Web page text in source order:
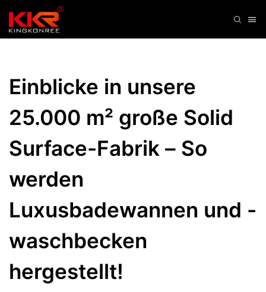
Einblicke in unsere
25.000 m² große Solid
Surface-Fabrik – So
werden
Luxusbadewannen und -
waschbecken
hergestellt!